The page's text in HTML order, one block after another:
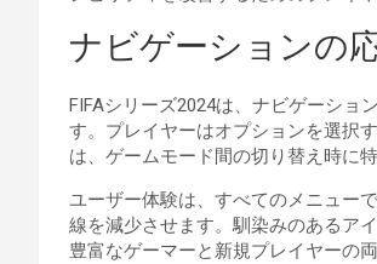
ナビゲーションの
FIFAシリーズ2024は、ナビゲーシ
す。プレイヤーはオプションを選択
は、ゲームモード間の切り替え時に特
ユーザー体験は、すべてのメニュー
線を減少させます。馴染みのあるア
豊富なゲーマーと新規プレイヤーの